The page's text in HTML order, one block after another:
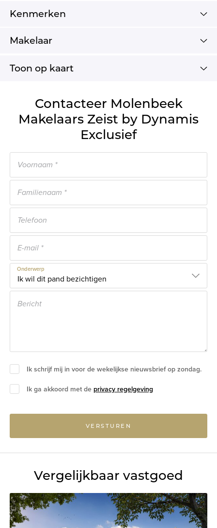
Kenmerken
Makelaar
Toon op kaart
Contacteer Molenbeek
Makelaars Zeist by Dynamis
Exclusief
Onderwerp
Ik schrijf mij in voor de wekelijkse nieuwsbrief op zondag.
Ik ga akkoord met de privacy regelgeving
VERSTUREN
Vergelijkbaar vastgoed